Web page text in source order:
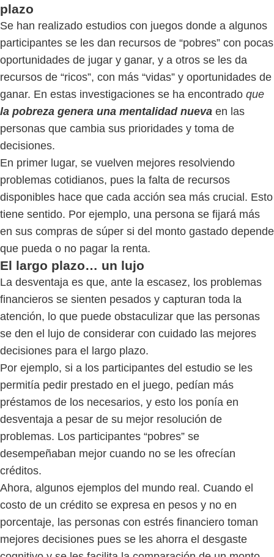
plazo
Se han realizado estudios con juegos donde a algunos
participantes se les dan recursos de “pobres” con pocas
oportunidades de jugar y ganar, y a otros se les da
recursos de “ricos”, con más “vidas” y oportunidades de
ganar. En estas investigaciones se ha encontrado que
la pobreza genera una mentalidad nueva en las
personas que cambia sus prioridades y toma de
decisiones.
En primer lugar, se vuelven mejores resolviendo
problemas cotidianos, pues la falta de recursos
disponibles hace que cada acción sea más crucial. Esto
tiene sentido. Por ejemplo, una persona se fijará más
en sus compras de súper si del monto gastado depende
que pueda o no pagar la renta.
El largo plazo… un lujo
La desventaja es que, ante la escasez, los problemas
financieros se sienten pesados y capturan toda la
atención, lo que puede obstaculizar que las personas
se den el lujo de considerar con cuidado las mejores
decisiones para el largo plazo.
Por ejemplo, si a los participantes del estudio se les
permitía pedir prestado en el juego, pedían más
préstamos de los necesarios, y esto los ponía en
desventaja a pesar de su mejor resolución de
problemas. Los participantes “pobres” se
desempeñaban mejor cuando no se les ofrecían
créditos.
Ahora, algunos ejemplos del mundo real. Cuando el
costo de un crédito se expresa en pesos y no en
porcentaje, las personas con estrés financiero toman
mejores decisiones pues se les ahorra el desgaste